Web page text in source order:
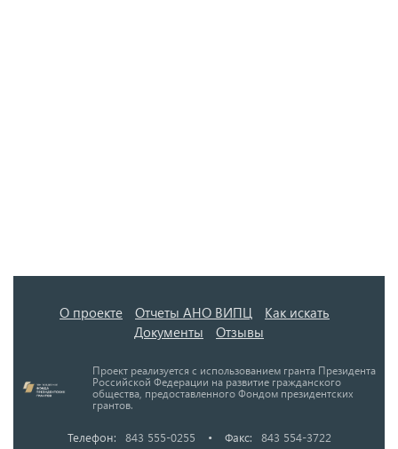
О проекте Отчеты АНО ВИПЦ
Как искать
Документы
Отзывы
Проект реализуется с использованием гранта Президента
Российской Федерации на развитие гражданского
общества, предоставленного Фондом президентских
грантов.
Телефон: 843 555-0255 • Факс:
843 554-3722